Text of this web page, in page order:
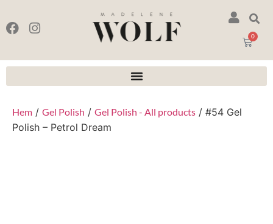
0
Hem / Gel Polish / Gel Polish - All products / #54 Gel
Polish – Petrol Dream